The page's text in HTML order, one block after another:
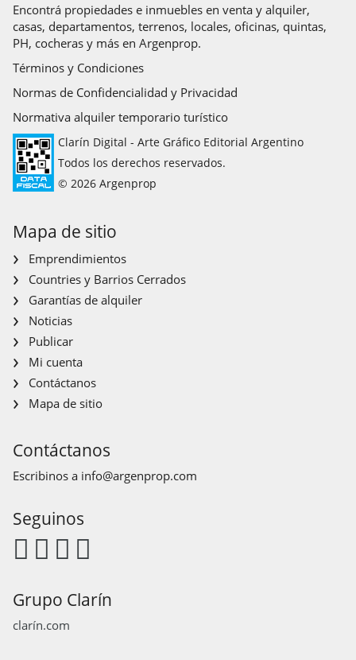
Encontrá propiedades e inmuebles en venta y alquiler,
casas, departamentos, terrenos, locales, oficinas, quintas,
PH, cocheras y más en Argenprop.
Términos y Condiciones
Normas de Confidencialidad y Privacidad
Normativa alquiler temporario turístico
Clarín Digital - Arte Gráfico Editorial Argentino
Todos los derechos reservados.
© 2026 Argenprop
Mapa de sitio
Emprendimientos
Countries y Barrios Cerrados
Garantías de alquiler
Noticias
Publicar
Mi cuenta
Contáctanos
Mapa de sitio
Contáctanos
Escribinos a info@argenprop.com
Seguinos
Grupo Clarín
clarín.com